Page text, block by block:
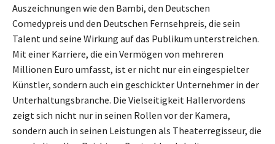
Auszeichnungen wie den Bambi, den Deutschen
Comedypreis und den Deutschen Fernsehpreis, die sein
Talent und seine Wirkung auf das Publikum unterstreichen.
Mit einer Karriere, die ein Vermögen von mehreren
Millionen Euro umfasst, ist er nicht nur ein eingespielter
Künstler, sondern auch ein geschickter Unternehmer in der
Unterhaltungsbranche. Die Vielseitigkeit Hallervordens
zeigt sich nicht nur in seinen Rollen vor der Kamera,
sondern auch in seinen Leistungen als Theaterregisseur, die